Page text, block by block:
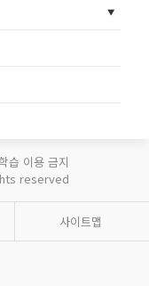
습 이용 금지
reserved
사이트맵